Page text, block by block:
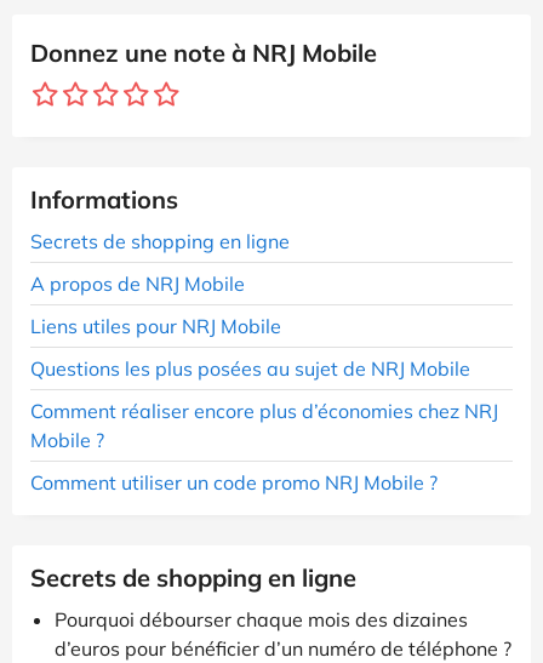
Donnez une note à NRJ Mobile
Informations
Secrets de shopping en ligne
A propos de NRJ Mobile
Liens utiles pour NRJ Mobile
Questions les plus posées au sujet de NRJ Mobile
Comment réaliser encore plus d’économies chez NRJ
Mobile ?
Comment utiliser un code promo NRJ Mobile ?
Secrets de shopping en ligne
Pourquoi débourser chaque mois des dizaines
d’euros pour bénéficier d’un numéro de téléphone ?